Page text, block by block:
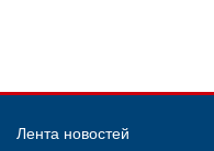
Лента новостей